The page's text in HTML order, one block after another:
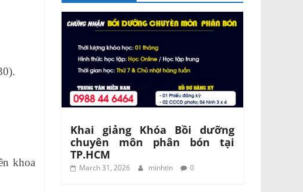
khoa
Khai giảng Khóa Bồi dưỡng
chuyên môn phân bón tại
TP.HCM
March 31, 2026 minhtin 0